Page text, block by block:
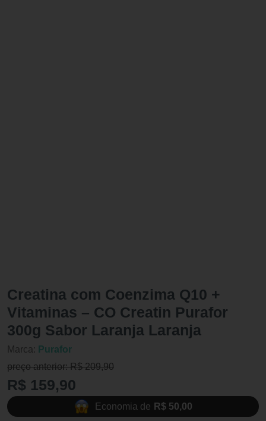
Creatina com Coenzima Q10 +
Vitaminas – CO Creatin Purafor
300g Sabor Laranja Laranja
Marca: Purafor
preço anterior: R$ 209,90
R$ 159,90
Economia de R$ 50,00